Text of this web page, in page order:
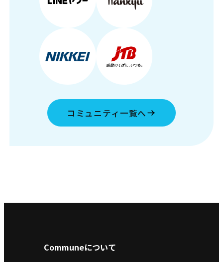
コミュニティ一覧へ
Communeについて